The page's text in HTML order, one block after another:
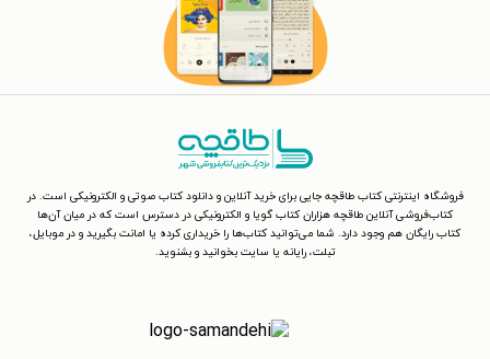
فروشگاه اینترنتی کتاب طاقچه جایی برای خرید آنلاین و دانلود کتاب صوتی و الکترونیکی است. در
کتاب‌فروشی آنلاین طاقچه هزاران کتاب گویا و الکترونیکی در دسترس است که در میان آن‌ها
کتاب رایگان هم وجود دارد. شما می‌توانید کتاب‌ها را خریداری کرده یا امانت بگیرید و در موبایل،
تبلت، رایانه یا سایت بخوانید و بشنوید.